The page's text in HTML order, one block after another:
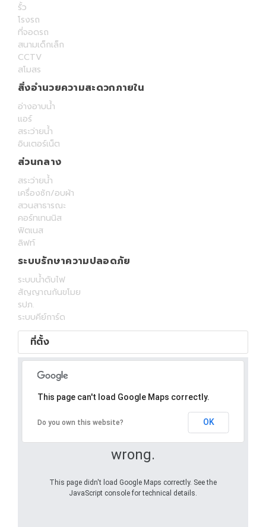
รั้ว
โรงรถ
ที่จอดรถ
สนามเด็กเล็ก
CCTV
สโมสร
สิ่งอำนวยความสะดวกภายใน
อ่างอาบน้ำ
แอร์
สระว่ายน้ำ
อินเตอร์เน็ต
ส่วนกลาง
สระว่ายน้ำ
เครื่องซัก/อบผ้า
สวนสาธารณะ
คอร์ทเทนนิส
ฟิตเนส
ลิฟท์
ระบบรักษาความปลอดภัย
ระบบน้ำดับไฟ
สัญญาณกันขโมย
รปภ.
ระบบคีย์การ์ด
ที่ตั้ง
Oops! Something went
wrong.
This page didn't load Google Maps correctly. See the
JavaScript console for technical details.
This page can't load Google Maps correctly.
Do you own this website? OK